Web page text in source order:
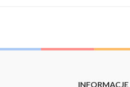
INFORMACJE